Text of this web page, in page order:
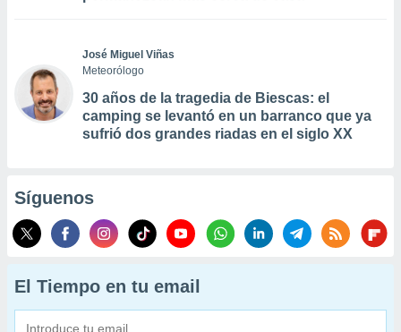
José Miguel Viñas
Meteorólogo
30 años de la tragedia de Biescas: el
camping se levantó en un barranco que ya
sufrió dos grandes riadas en el siglo XX
Síguenos
El Tiempo en tu email